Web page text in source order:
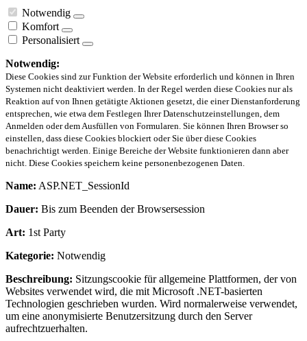
Notwendig
Komfort
Personalisiert
Notwendig:
Diese Cookies sind zur Funktion der Website erforderlich und können in Ihren
Systemen nicht deaktiviert werden. In der Regel werden diese Cookies nur als
Reaktion auf von Ihnen getätigte Aktionen gesetzt, die einer Dienstanforderung
entsprechen, wie etwa dem Festlegen Ihrer Datenschutzeinstellungen, dem
Anmelden oder dem Ausfüllen von Formularen. Sie können Ihren Browser so
einstellen, dass diese Cookies blockiert oder Sie über diese Cookies
benachrichtigt werden. Einige Bereiche der Website funktionieren dann aber
nicht. Diese Cookies speichern keine personenbezogenen Daten.
Name: ASP.NET_SessionId
Dauer: Bis zum Beenden der Browsersession
Art: 1st Party
Kategorie: Notwendig
Beschreibung: Sitzungscookie für allgemeine Plattformen, der von
Websites verwendet wird, die mit Microsoft .NET-basierten
Technologien geschrieben wurden. Wird normalerweise verwendet,
um eine anonymisierte Benutzersitzung durch den Server
aufrechtzuerhalten.